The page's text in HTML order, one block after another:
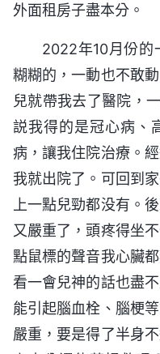
外面租房子盡本分。
2022年10月份的
糊糊的，一動也不敢
兒就帶我去了醫院，
説我得的是冠心病、
病，讓我住院治療。
我就出院了。可回到
上一點兒勁都没有。
又嚴重了，頭疼得坐
點鼠標的聲音我心臟
看一會兒神的話也盡
能引起腦血栓、腦梗
嚴重，要是得了半身